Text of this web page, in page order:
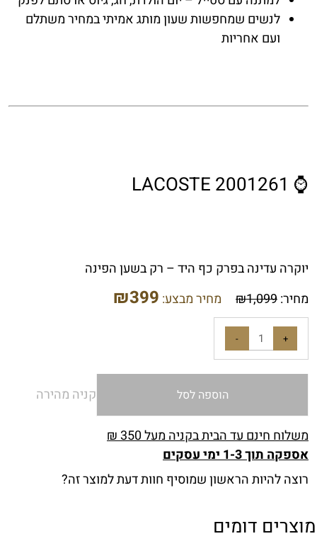
לנשים שמחפשות שעון מותג אמיתי במחיר משתלם
ועם אחריות
⌚ LACOSTE 2001261
יוקרה עדינה בפרק כף היד – רק בשען הפינה
מחיר:
₪1,099 מחיר מבצע: ₪399
הוספה לסל קניה מהירה
משלוח חינם עד הבית בקניה מעל 350 ₪
אספקה תוך 1-3 ימי עסקים
רוצה להיות הראשון שמוסיף חוות דעת למוצר זה?
מוצרים דומים